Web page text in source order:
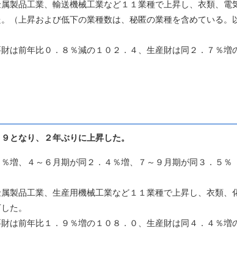
製品工業、輸送機械工業など１１業種で上昇し、衣類、電
（上昇および低下の業種数は、秘匿の業種を含めている。
は前年比０．８％減の１０２．４、生産財は同２．７％増
となり、２年ぶりに上昇した。
増、４～６月期が同２．４％増、７～９月期が同３．５％
製品工業、生産用機械工業など１１業種で上昇し、衣類、
た。
は前年比１．９％増の１０８．０、生産財は同４．４％増